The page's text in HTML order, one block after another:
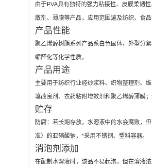
由于PVA具有独特的强力粘接性、皮膜柔韧
散剂、薄膜等产品，应用范围遍及纺织、食
产品性能
聚乙烯醇树脂系列产品系白色固体，外型分
缩醛化等化学性质。
产品用途
主要用于纺织行业经纱浆料、织物整理剂、
壤改良剂、农药粘附增效剂和聚乙烯醇薄膜
贮存
防腐：若长期存放，水溶液中的水会腐败，
准）的亚硝酸钠，*采用不锈钢、塑料容器。
消泡剂添加
在配制水溶液时，该品不易起泡，但在溶液